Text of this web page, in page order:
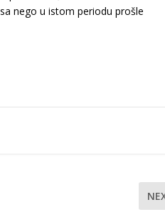
nego u istom periodu prošle